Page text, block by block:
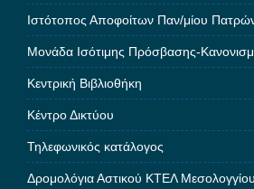
Ιστότοπος Αποφοίτων Παν/μίου
Μονάδα Ισότιμης Πρόσβασης-
Κεντρική Βιβλιοθήκη
Κέντρο Δικτύου
Τηλεφωνικός κατάλογος
Δρομολόγια Αστικού ΚΤΕΛ Μεσολογγίου